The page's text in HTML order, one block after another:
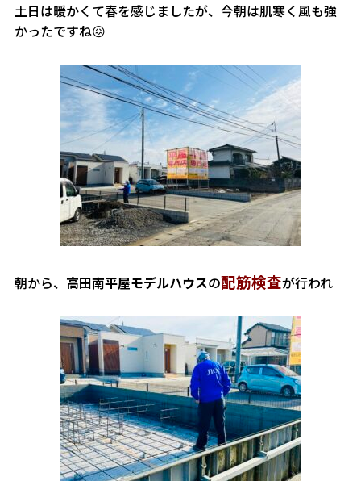
土日は暖かくて春を感じましたが、今朝は肌寒く風も強
かったですね😖
朝から、 高田南平屋モデルハウスの配筋検査が行われ